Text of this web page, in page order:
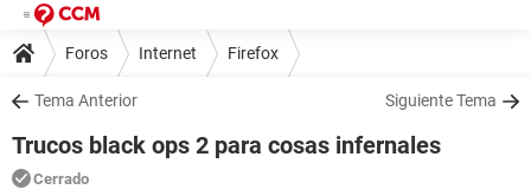
Foros Internet Firefox
Tema Anterior Siguiente Tema
Trucos black ops 2 para cosas infernales
Cerrado